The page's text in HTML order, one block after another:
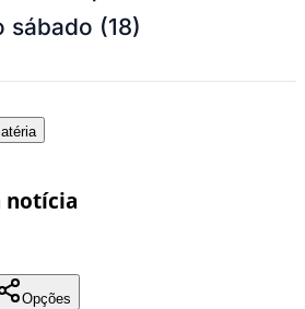
sábado (18)
notícia
Opções